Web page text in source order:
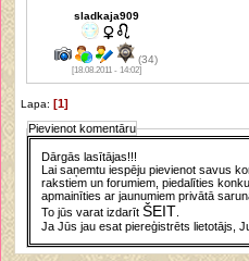
sladkaja909
(34)
[18.08.2011 - 14:02]
Lapa: [1]
Pievienot komentāru
Dārgās lasītājas!!!
Lai saņemtu iespēju pievienot savus
rakstiem un forumiem, piedalīties
apmainīties ar jaunumiem privātā
To jūs varat izdarīt ŠEIT
Ja Jūs jau esat piereģistrēts lietotājs,